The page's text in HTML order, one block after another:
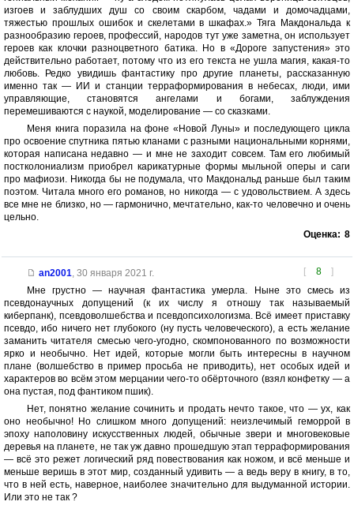
изгоев и заблудших душ со своим скарбом, чадами и домочадцами,
тяжестью прошлых ошибок и скелетами в шкафах.» Тяга Макдональда к
разнообразию героев, профессий, народов тут уже заметна, он использует
героев как клочки разноцветного батика. Но в «Дороге запустения» это
действительно работает, потому что из его текста не ушла магия, какая-то
любовь. Редко увидишь фантастику про другие планеты, рассказанную
именно так — ИИ и станции терраформирования в небесах, люди, ими
управляющие, становятся ангелами и богами, заблуждения
перемешиваются с наукой, моделирование — со сказками.
Меня книга поразила на фоне «Новой Луны» и последующего цикла
про освоение спутника пятью кланами с разными национальными корнями,
которая написана недавно — и мне не заходит совсем. Там его любимый
постколониализм приобрел карикатурные формы мыльной оперы и саги
про мафиози. Никогда бы не подумала, что Макдональд раньше был таким
поэтом. Читала много его романов, но никогда — с удовольствием. А здесь
все мне не близко, но — гармонично, мечтательно, как-то человечно и очень
цельно.
Оценка: 8
[ 8 ]
an2001, 30 января 2021 г.
Мне грустно — научная фантастика умерла. Ныне это смесь из
псевдонаучных допущений (к их числу я отношу так называемый
киберпанк), псевдоволшебства и псевдопсихологизма. Всё имеет приставку
псевдо, ибо ничего нет глубокого (ну пусть человеческого), а есть желание
заманить читателя смесью чего-угодно, скомпонованного по возможности
ярко и необычно. Нет идей, которые могли быть интересны в научном
плане (волшебство в пример просьба не приводить), нет особых идей и
характеров во всём этом мерцании чего-то обёрточного (взял конфетку — а
она пустая, под фантиком пшик).
Нет, понятно желание сочинить и продать нечто такое, что — ух, как
оно необычно! Но слишком много допущений: неизлечимый геморрой в
эпоху наполовину искусственных людей, обычные звери и многовековые
деревья на планете, не так уж давно прошедшую этап терраформирования
— всё это режет логический ряд повествования как ножом, и всё меньше и
меньше веришь в этот мир, созданный удивить — а ведь веру в книгу, в то,
что в ней есть, наверное, наиболее значительно для выдуманной истории.
Или это не так ?